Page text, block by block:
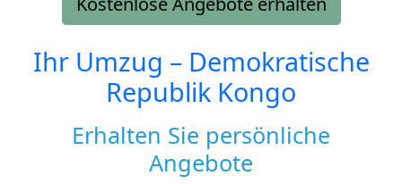
Ihr Umzug – Demokratische
Republik Kongo
Erhalten Sie persönliche
Angebote